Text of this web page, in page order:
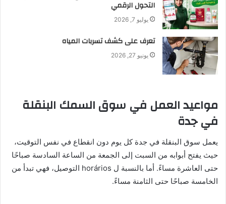
التحول الرقمي
يوليو 7, 2026
تعرف على كشف تسربات المياه
يونيو 27, 2026
مواعيد العمل في سوق السمك البنقلة
في جدة
يعمل سوق البنقلة في جدة كل يوم دون انقطاع في نفس التوقيت،
حيث يفتح أبوابه من السبت إلى الجمعة من الساعة السادسة صباحًا
حتى العاشرة مساءً. أما بالنسبة ل horários التوصيل، فهي تبدأ من
الخامسة صباحًا حتى الثامنة مساءً.